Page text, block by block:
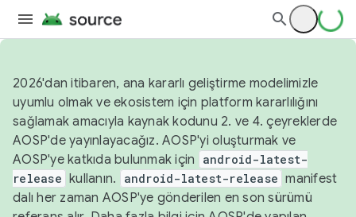
2026'dan itibaren, ana kararlı geliştirme modelimizle
uyumlu olmak ve ekosistem için platform kararlılığını
sağlamak amacıyla kaynak kodunu 2. ve 4. çeyreklerde
AOSP'de yayınlayacağız. AOSP'yi oluşturmak ve
AOSP'ye katkıda bulunmak için
android-latest-
release kullanın. android-latest-release manifest
dalı her zaman AOSP'ye gönderilen en son sürümü